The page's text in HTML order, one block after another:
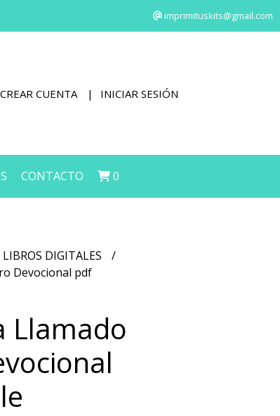
imprimituskits@gmail.com
CREAR CUENTA INICIAR SESIÓN
CONTACTO 0
LIBROS DIGITALES
Devocional pdf
Llamado